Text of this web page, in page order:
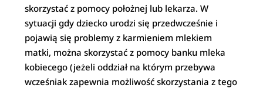
skorzystać z pomocy położnej lub lekarza. W
sytuacji gdy dziecko urodzi się przedwcześnie i
pojawią się problemy z karmieniem mlekiem
matki, można skorzystać z pomocy banku mleka
kobiecego (jeżeli oddział na którym przebywa
wcześniak zapewnia możliwość skorzystania z tego